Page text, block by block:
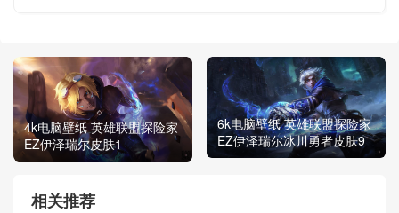
4k电脑壁纸 英雄联盟探险家
EZ伊泽瑞尔皮肤1
6k电脑壁纸 英雄联盟探险家
EZ伊泽瑞尔冰川勇者皮肤9
相关推荐